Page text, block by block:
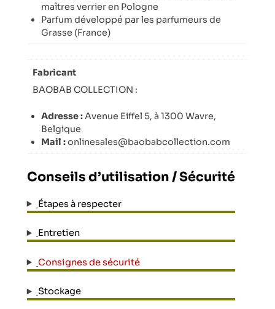
maîtres verrier en Pologne
Parfum développé par les parfumeurs de
Grasse (France)
Fabricant
BAOBAB COLLECTION :
Adresse :Avenue Eiffel 5, à 1300 Wavre,
Belgique
Mail :onlinesales@baobabcollection.com
Conseils d’utilisation / Sécurité
Étapes à respecter
Entretien
Consignes de sécurité
Stockage